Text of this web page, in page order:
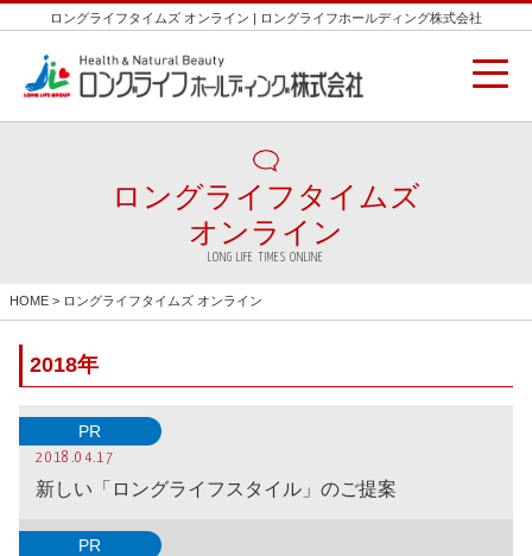
ロングライフタイムズ オンライン | ロングライフホールディング株式会社
ロングライフタイムズ
オンライン
LONG LIFE TIMES ONLINE
HOME > ロングライフタイムズ オンライン
2018年
PR
2018.04.17
新しい「ロングライフスタイル」のご提案
PR